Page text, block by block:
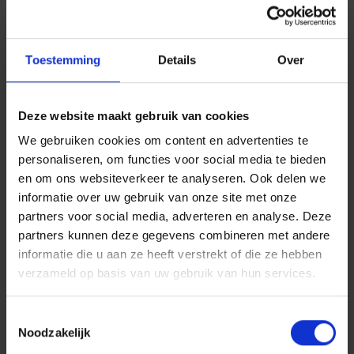
Toestemming Details Over
Deze website maakt gebruik van cookies
We gebruiken cookies om content en advertenties te
personaliseren, om functies voor social media te bieden
en om ons websiteverkeer te analyseren. Ook delen we
informatie over uw gebruik van onze site met onze
partners voor social media, adverteren en analyse. Deze
partners kunnen deze gegevens combineren met andere
informatie die u aan ze heeft verstrekt of die ze hebben
verzameld op basis van uw gebruik van hun services.
Noodzakelijk
kan leiden tot
Een auto, een voetganger, een fiets, een
straatlantaarn... alles wordt uw
Waarom rijden zonder
rijbewijs nooit het risico
waard is
In de meeste gevallen is heteenvoudigom uw
rijbewijs weer in orde te krijgen:
herstelproeven,
medische afspraak,
theoretische of praktische test,
administratieve herinschrijving.